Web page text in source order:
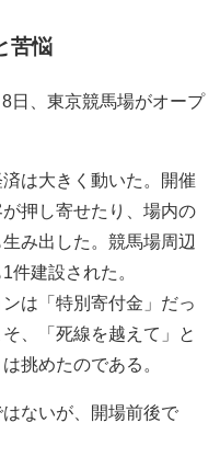
苦悩
日、東京競馬場がオープ
は大きく動いた。開催
押し寄せたり、場内の
み出した。競馬場周辺
件建設された。
は「特別寄付金」だっ
、「死線を越えて」と
挑めたのである。
ないが、開場前後で